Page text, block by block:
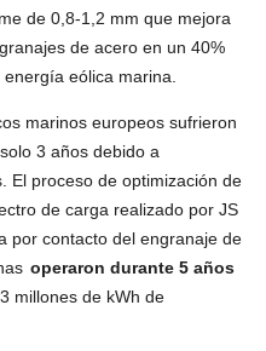
de 0,8-1,2 mm que mejora
de acero en un 40%
eólica marina.
marinos europeos sufrieron
3 años debido a
El proceso de optimización de
de carga realizado por JS
por contacto del engranaje de
operaron durante 5 años
millones de kWh de